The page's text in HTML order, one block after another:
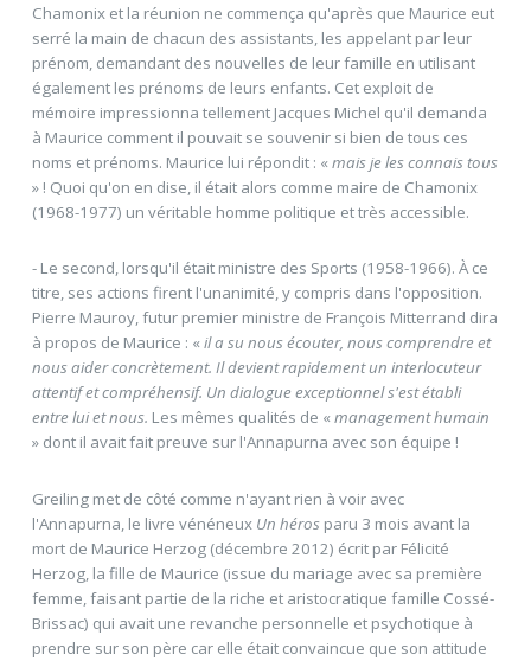
Chamonix et la réunion ne commença qu'après que Maurice eut
serré la main de chacun des assistants, les appelant par leur
prénom, demandant des nouvelles de leur famille en utilisant
également les prénoms de leurs enfants. Cet exploit de
mémoire impressionna tellement Jacques Michel qu'il demanda
à Maurice comment il pouvait se souvenir si bien de tous ces
noms et prénoms. Maurice lui répondit : «mais je les connais tous
» ! Quoi qu'on en dise, il était alors comme maire de Chamonix
(1968-1977) un véritable homme politique et très accessible.
- Le second, lorsqu'il était ministre des Sports (1958-1966). À ce
titre, ses actions firent l'unanimité, y compris dans l'opposition.
Pierre Mauroy, futur premier ministre de François Mitterrand dira
à propos de Maurice : «il a su nous écouter, nous comprendre et
nous aider concrètement. Il devient rapidement un interlocuteur
attentif et compréhensif. Un dialogue exceptionnel s'est établi
entre lui et nous. Les mêmes qualités de «management humain
» dont il avait fait preuve sur l'Annapurna avec son équipe !
Greiling met de côté comme n'ayant rien à voir avec
l'Annapurna, le livre vénéneux Un hérosparu 3 mois avant la
mort de Maurice Herzog (décembre 2012) écrit par Félicité
Herzog, la fille de Maurice (issue du mariage avec sa première
femme, faisant partie de la riche et aristocratique famille Cossé-
Brissac) qui avait une revanche personnelle et psychotique à
prendre sur son père car elle était convaincue que son attitude